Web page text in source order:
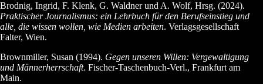
Brodnig, Ingrid, F. Klenk, G. Waldner und A. Wolf, Hrsg. (2024).
Praktischer Journalismus: ein Lehrbuch für den Berufseinstieg und
alle, die wissen wollen, wie Medien arbeiten. Verlagsgesellschaft
Falter, Wien.
Brownmiller, Susan (1994). Gegen unseren Willen: Vergewaltigung
und Männerherrschaft. Fischer-Taschenbuch-Verl., Frankfurt am
Main.